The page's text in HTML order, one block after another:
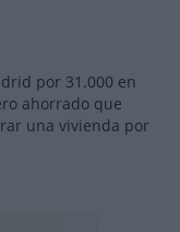
por 31.000 en
ahorrado que
una vivienda por